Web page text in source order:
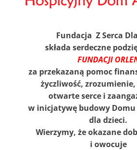
Fundacja ZSerca Dla
składa serdeczne
FUNDACJI
za przekazaną pomoc
życzliwość,
otwarte serce i
w inicjatywę budowy Domu
dla dzieci.
Wierzymy, że okazane
i owocuje